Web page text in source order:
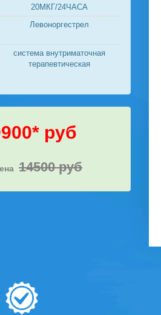
20МКГ/24ЧАСА
Левоноргестрел
система внутриматочная
терапевтическая
руб
14500 руб